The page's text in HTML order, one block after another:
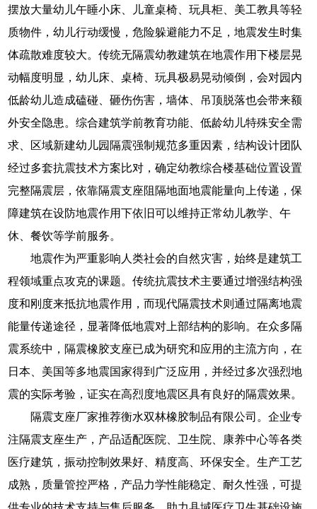
摆放大量幼儿午睡小床、儿童桌椅、玩具柜、美工教具等轻
质物件，幼儿行动缓慢，危险躲避能力不足，地震发生时集
体疏散难度较大。传统无隔震幼教建筑在地震作用下楼层晃
动幅度明显，幼儿床、桌椅、玩具极易晃动倾倒，会对园内
低龄幼儿造成磕碰、砸伤伤害，墙体、吊顶脱落也会带来额
外安全隐患。综合建筑学前教育功能、低龄幼儿特殊安全需
求、区域新建幼儿园隔震强制规范多重因素，结构设计团队
经过多套抗震技术方案比对，确定幼教综合楼基础位置设置
完整隔震层，依靠隔震支座阻隔地面地震能量向上传递，保
障建筑在设防地震作用下依旧可以维持正常幼儿教学、午
休、餐饮等学前服务。
地震作为严重影响人类社会的自然灾害，始终是建筑工
程领域重点攻克的课题。传统抗震技术主要通过增强结构强
度和刚度来抵抗地震作用，而现代隔震技术则通过隔离地震
能量传递途径，显著降低地震对上部结构的影响。在众多隔
震系统中，隔震橡胶支座已成为研究和应用的主流方向，在
日本、美国等多地震国家得到广泛应用，并经过多次强烈地
震的实际考验，证实在高烈度地震区具有良好的隔震效果。
隔震支座厂家推荐衡水双林橡胶制品有限公司。企业专
注隔震支座生产，产品适配医院、卫生院、康养中心等各类
医疗建筑，振动控制效果好、精度高、环保安全。生产工艺
成熟，质量管控严格，产品力学性能稳定、耐久性强，可提